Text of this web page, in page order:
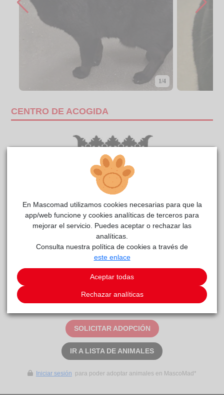
1/4
CENTRO DE ACOGIDA
reside actualmente en el centro de acogida
Centro de Protección Animal
Este animal aún no ha recibido solicitudes de
SOLICITAR ADOPCIÓN
IR A LISTA DE ANIMALES
Iniciar sesión para poder adoptar animales en MascoMad*
En Mascomad utilizamos cookies necesarias para que la
app/web funcione y cookies analíticas de terceros para
mejorar el servicio. Puedes aceptar o rechazar las
analíticas.
Consulta nuestra política de cookies a través de
este enlace
Aceptar todas
Rechazar analíticas